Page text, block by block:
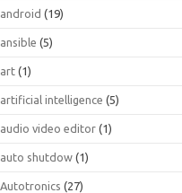
android (19)
ansible (5)
art (1)
artificial intelligence (5)
audio video editor (1)
auto shutdow (1)
Autotronics (27)